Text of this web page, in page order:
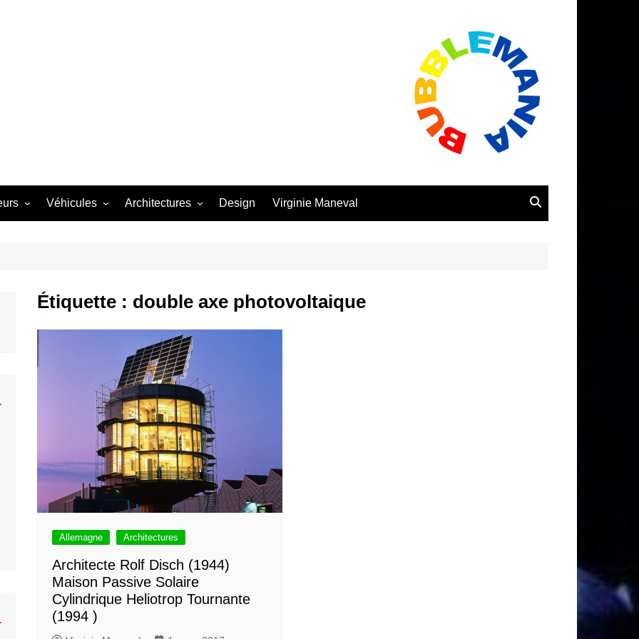
Véhicules
Camion
Hélicoptère
Submersible
Trains
Voiture
Voiture Bulle
Architectures
Métal
Musée
Bulle
Organiques
Bulle Six Coques
Plastique
Concept
Design Virginie Maneval
Étiquette : double axe photovoltaique
Allemagne Architectures
Architecte Rolf Disch (1944)
Maison Passive Solaire
Cylindrique Heliotrop Tournante
(1994 )